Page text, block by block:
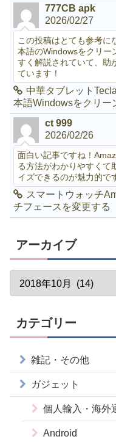
777CB apk
2026/02/27
この投稿はとても参考に
本語のWindowsをクリー
すく解説されていて、助
ています！
中華タブレット
本語Windowsをクリー
ct 999
2026/02/26
面白い記事ですね！
る方法がわかりやすくて
イズできるのが魅力的で
スマートウォッチ
チフェースを変更する
アーカイブ
カテゴリー
雑記・その他
ガジェット
個人輸入・海外
Android